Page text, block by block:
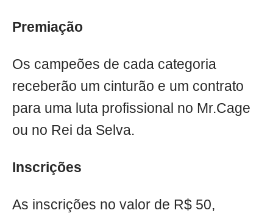
Premiação
Os campeões de cada categoria
receberão um cinturão e um contrato
para uma luta profissional no Mr.Cage
ou no Rei da Selva.
Inscrições
As inscrições no valor de R$ 50,